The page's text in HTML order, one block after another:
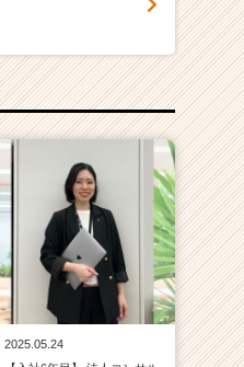
2025.05.24